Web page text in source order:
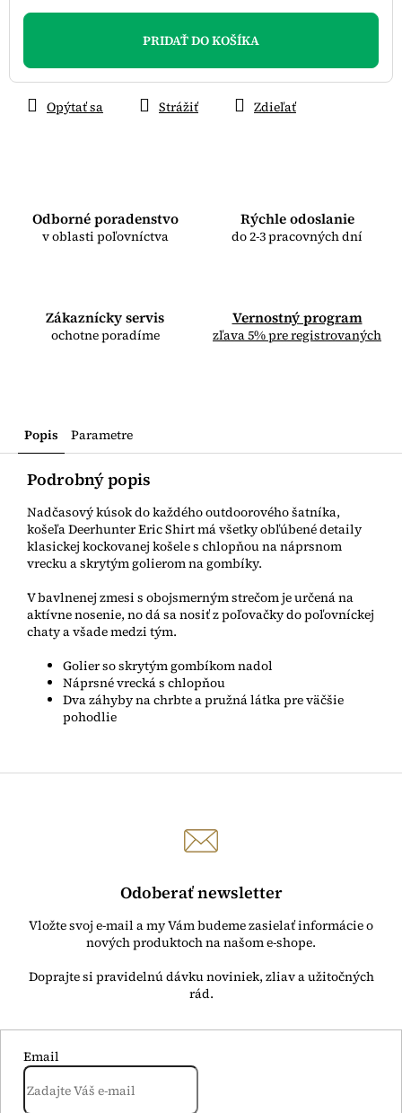
Jednotková
PRIDAŤ DO KOŠÍKA
Odborné poradenstvo
v oblasti poľovníctva
Rýchle odoslanie
do 2-3 pracovných dní
Zákaznícky servis
ochotne poradíme
Vernostný program
zľava 5% pre registrovaných
Opýtať sa Strážiť Zdieľať
Popis Parametre
Podrobný popis
Nadčasový kúsok do každého outdoorového šatníka,
košeľa Deerhunter Eric Shirt má všetky obľúbené detaily
klasickej kockovanej košele s chlopňou na náprsnom
vrecku a skrytým golierom na gombíky.
V bavlnenej zmesi s obojsmerným strečom je určená na
aktívne nosenie, no dá sa nosiť z poľovačky do poľovníckej
chaty a všade medzi tým.
Golier so skrytým gombíkom nadol
Náprsné vrecká s chlopňou
Dva záhyby na chrbte a pružná látka pre väčšie
pohodlie
Odoberať newsletter
Vložte svoj e-mail a my Vám budeme zasielať informácie o
nových produktoch na našom e-shope.
Email